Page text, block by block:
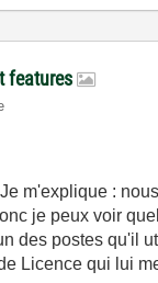
features
m'explique :
je peux voir
des postes qu'il
Licence qui lui